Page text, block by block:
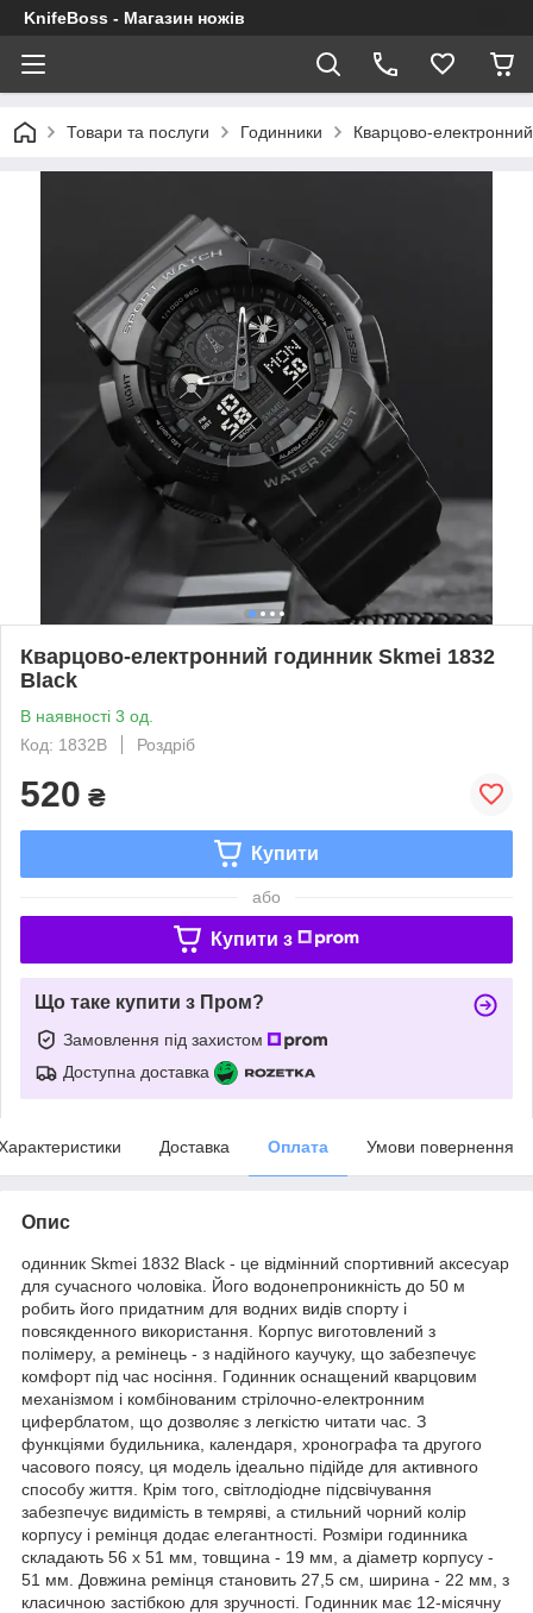
KnifeBoss - Магазин ножів
Товари та послуги Годинники Кварцово-
Кварцово-електронний годинник Skmei 1832
Black
В наявності 3 од.
Код: 1832B
Роздріб
520 ₴
Купити
або
Купити з
Що таке купити з Пром?
Замовлення під захистом
Доступна доставка
Доставка Оплата Умови повернення
Опис
одинник Skmei 1832 Black - це відмінний спортивний аксесуар
для сучасного чоловіка. Його водонепроникність до 50 м
робить його придатним для водних видів спорту і
повсякденного використання. Корпус виготовлений з
полімеру, а ремінець - з надійного каучуку, що забезпечує
комфорт під час носіння. Годинник оснащений кварцовим
механізмом і комбінованим стрілочно-електронним
циферблатом, що дозволяє з легкістю читати час. З
функціями будильника, календаря, хронографа та другого
часового поясу, ця модель ідеально підійде для активного
способу життя. Крім того, світлодіодне підсвічування
забезпечує видимість в темряві, а стильний чорний колір
корпусу і ремінця додає елегантності. Розміри годинника
складають 56 х 51 мм, товщина - 19 мм, а діаметр корпусу -
51 мм. Довжина ремінця становить 27,5 см, ширина - 22 мм, з
класичною застібкою для зручності. Годинник має 12-місячну